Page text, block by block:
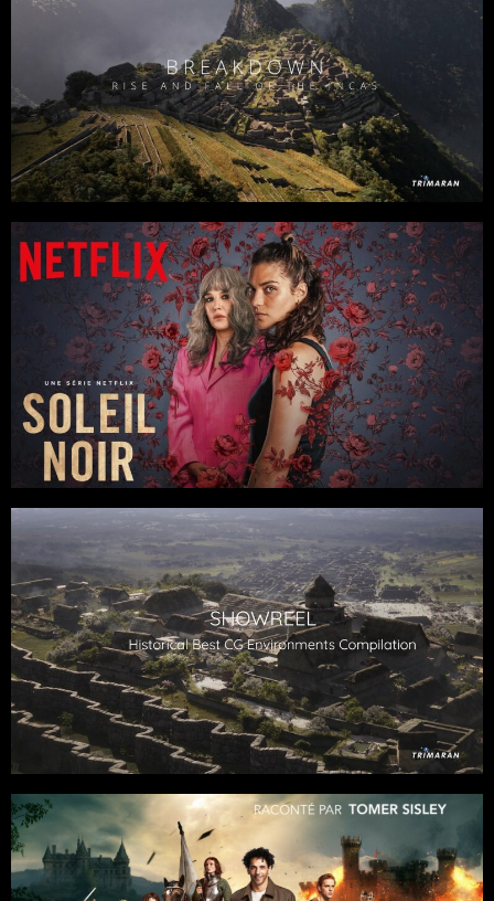
Séries Documentaires
4 x 45
Docudrama/Histoire
Réalisateur : Quentin Domart
Pernel Media pour RMCD
Séries
6 x 45
Docudrama/Fiction/ Thriller
Avec Isabelle Adjani, Ava Baya, Amina Ben Ismail, Guillaume Gouix,
Louise
Réalisée par Marie Jardillier et Édouard Salier - Création : Nils-
Antoine
Films Séries Documentaires
Fiction/Histoire
Trimaran VFX